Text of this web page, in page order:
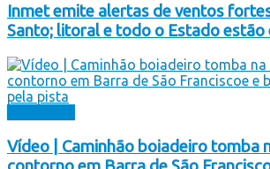
Inmet emite alertas de ventos
Santo; litoral e todo o Estado estão
Vídeo | Caminhão boiadeiro tomba